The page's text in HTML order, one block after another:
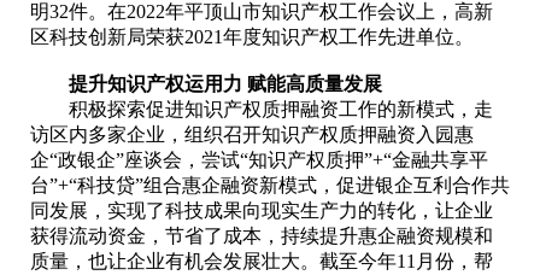
明32件。在2022年平顶山市知识产权工作会议上，高新
区科技创新局荣获2021年度知识产权工作先进单位。
提升知识产权运用力 赋能高质量发展
积极探索促进知识产权质押融资工作的新模式，走
访区内多家企业，组织召开知识产权质押融资入园惠
企“政银企”座谈会，尝试“知识产权质押”+“金融共享平
台”+“科技贷”组合惠企融资新模式，促进银企互利合作共
同发展，实现了科技成果向现实生产力的转化，让企业
获得流动资金，节省了成本，持续提升惠企融资规模和
质量，也让企业有机会发展壮大。截至今年11月份，帮